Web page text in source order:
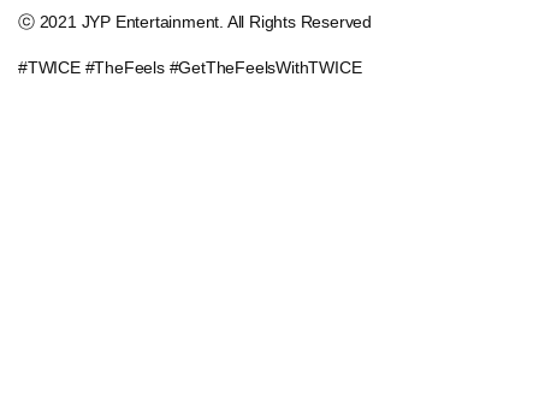
ⓒ 2021 JYP Entertainment. All Rights Reserved
#TWICE #TheFeels #GetTheFeelsWithTWICE